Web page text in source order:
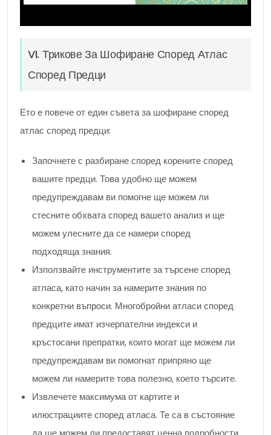
VI. Трикове За Шофиране Според Атлас
Според Предци
Ето е повече от един съвета за шофиране според
атлас според предци:
Започнете с разбиране според корените според
вашите предци. Това удобно ще можем
предупреждавам ви помогне ще можем ли
стесните обхвата според вашето анализ и ще
можем улесните да се намери според
подходяща знания.
Използвайте инструментите за търсене според
атласа, като начин за намерите знания по
конкретни въпроси. Многобройни атласи според
предците имат изчерпателни индекси и
кръстосани препратки, които могат ще можем ли
предупреждавам ви помогнат припряно ще
можем ли намерите това полезно, което търсите.
Извлечете максимума от картите и
илюстрациите според атласа. Те са в състояние